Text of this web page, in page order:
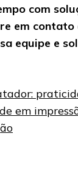
com
em
equipe e
em